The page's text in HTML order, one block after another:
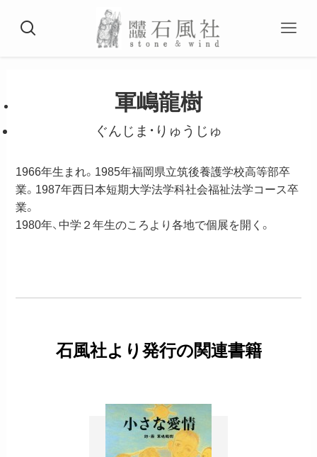
軍嶋龍樹
ぐんじま・りゅうじゅ
1966年生まれ。1985年福岡県立筑後養護学校高等部卒
業。1987年西日本短期大学法学科社会福祉法学コース卒
業。
1980年、中学２年生のころより各地で個展を開く。
石風社より発行の関連書籍